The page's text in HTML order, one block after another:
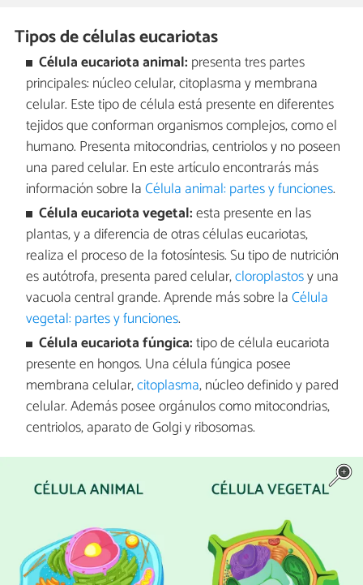
Tipos de células eucariotas
Célula eucariota animal: presenta tres partes
principales: núcleo celular, citoplasma y membrana
celular. Este tipo de célula está presente en diferentes
tejidos que conforman organismos complejos, como el
humano. Presenta mitocondrias, centriolos y no poseen
una pared celular. En este artículo encontrarás más
información sobre laCélula animal: partes y funciones.
Célula eucariota vegetal:esta presente en las
plantas, y a diferencia de otras células eucariotas,
realiza el proceso de la fotosíntesis. Su tipo de nutrición
es autótrofa, presenta pared celular,cloroplastosy una
vacuola central grande. Aprende más sobre laCélula
vegetal: partes y funciones.
Célula eucariota fúngica:tipo de célula eucariota
presente en hongos. Una célula fúngica posee
membrana celular,citoplasma, núcleo definido y pared
celular. Además posee orgánulos como mitocondrias,
centriolos, aparato de Golgi y ribosomas.